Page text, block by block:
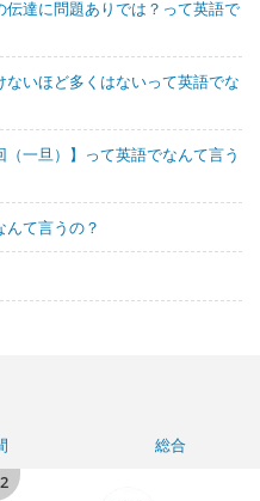
達に問題ありでは？って英語で
いほど多くはないって英語でな
一旦）】って英語でなんて言う
て言うの？
総合
2